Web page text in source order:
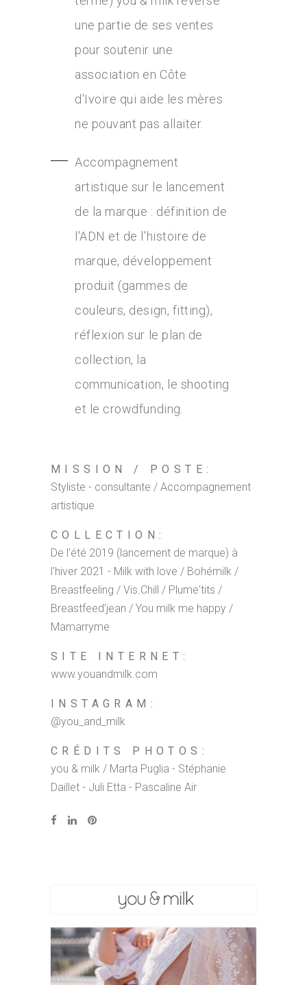
une partie de ses ventes
pour soutenir une
association en Côte
d'Ivoire qui aide les mères
ne pouvant pas allaiter.
Accompagnement
artistique sur le lancement
de la marque : définition de
l'ADN et de l'histoire de
marque, développement
produit (gammes de
couleurs, design, fitting),
réflexion sur le plan de
collection, la
communication, le shooting
et le crowdfunding.
MISSION / POSTE:
Styliste - consultante / Accompagnement
artistique
COLLECTION:
De l'été 2019 (lancement de marque) à
l'hiver 2021 - Milk with love / Bohémilk /
Breastfeeling / Vis.Chill / Plume'tits /
Breastfeed'jean / You milk me happy /
Mamarryme
SITE INTERNET:
www.youandmilk.com
INSTAGRAM:
@you_and_milk
CRÉDITS PHOTOS:
you & milk / Marta Puglia - Stéphanie
Daillet - Juli Etta - Pascaline Air